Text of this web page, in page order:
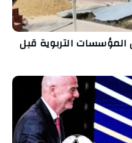
التربوية قبل